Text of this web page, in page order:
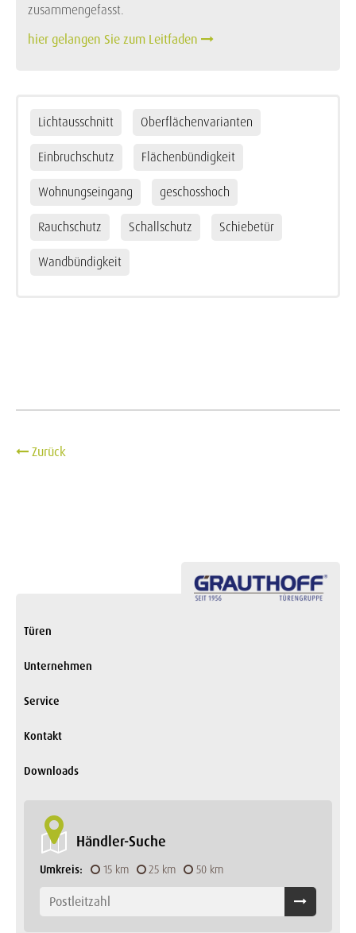
zusammengefasst.
hier gelangen Sie zum Leitfaden
Lichtausschnitt Oberflächenvarianten
Einbruchschutz Flächenbündigkeit
Wohnungseingang geschosshoch
Rauchschutz Schallschutz Schiebetür
Wandbündigkeit
Türen
Unternehmen
Service
Kontakt
Downloads
Händler-Suche
Umkreis: 15 km 25 km 50 km